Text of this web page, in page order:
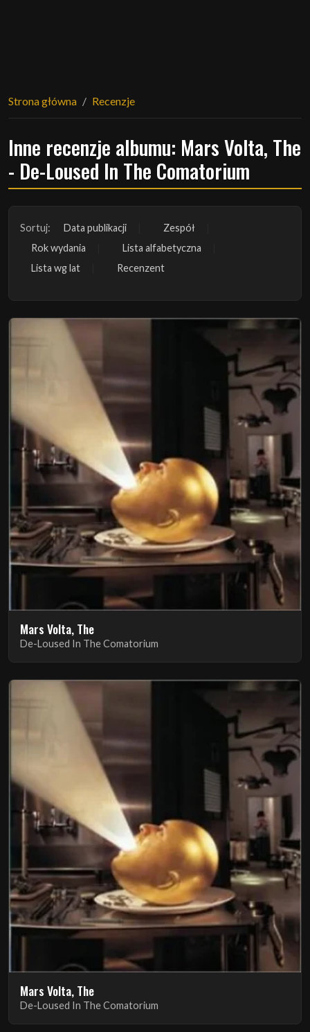
Strona główna Recenzje
Inne recenzje albumu: Mars Volta, The
- De-Loused In The Comatorium
Sortuj: Data publikacji
Zespół
Rok wydania
Lista alfabetyczna
Lista wg lat
Recenzent
Mars Volta, The
De-Loused In The Comatorium
Mars Volta, The
De-Loused In The Comatorium